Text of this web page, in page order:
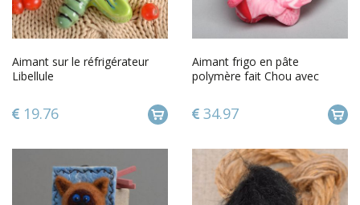
Aimant sur le réfrigérateur
Libellule
19.76
Aimant frigo en pâte
polymère fait Chou avec
34.97